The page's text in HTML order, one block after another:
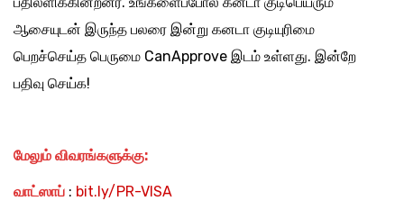
ஆசையுடன் இருந்த பலரை இன்று கனடா குடியுரிமை
பெறச்செய்த பெருமை CanApprove இடம் உள்ளது. இன்றே
பதிவு செய்க!
மேலும் விவரங்களுக்கு:
வாட்ஸாப் : bit.ly/PR-VISA